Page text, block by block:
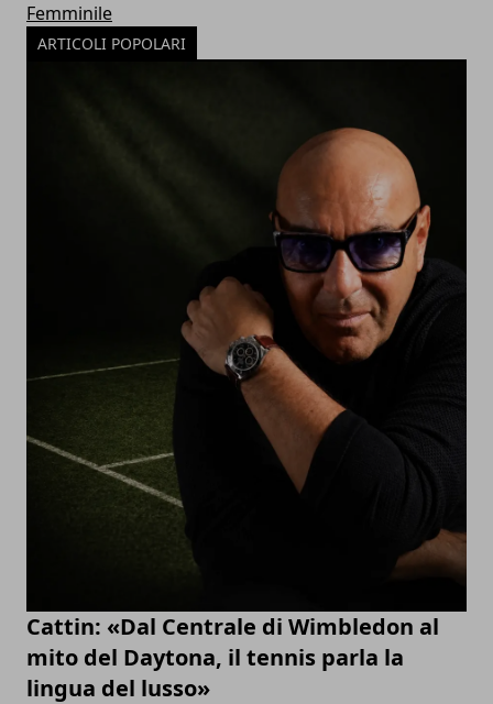
Femminile
ARTICOLI POPOLARI
Cattin: «Dal Centrale di Wimbledon al
mito del Daytona, il tennis parla la
lingua del lusso»